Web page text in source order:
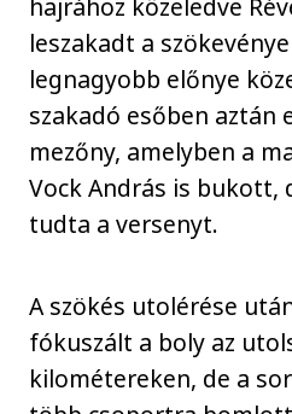
leszakadt a
legnagyobb előnye
szakadó esőben aztán
mezőny, amelyben a
Vock András is
tudta a versenyt.
A szökés utolérése
fókuszált a boly az
kilométereken, de a